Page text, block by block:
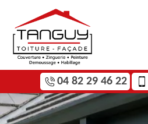
04 82 29 46 22